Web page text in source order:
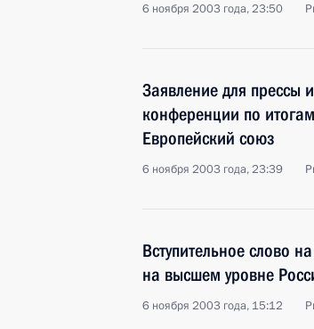
6 ноября 2003 года, 23:50
Заявление для прессы
конференции по
Европейский союз
6 ноября 2003 года, 23:39
Вступительное слово
на высшем уровне
6 ноября 2003 года, 15:12